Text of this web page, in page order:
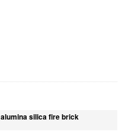
alumina silica fire brick